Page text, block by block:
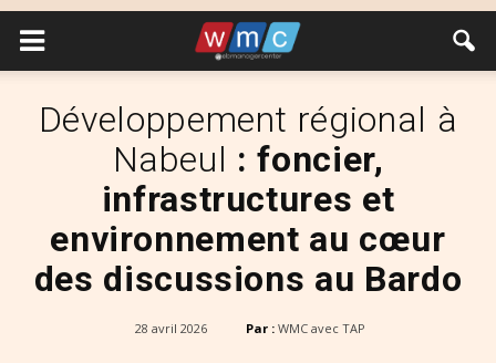
Développement régional à
Nabeul : foncier,
infrastructures et
environnement au cœur
des discussions au Bardo
28 avril 2026 Par : WMC avec TAP